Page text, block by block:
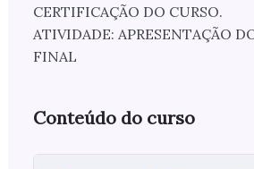
CERTIFICAÇÃO DO CURSO.
ATIVIDADE: APRESENTAÇÃO
FINAL
Conteúdo do curso